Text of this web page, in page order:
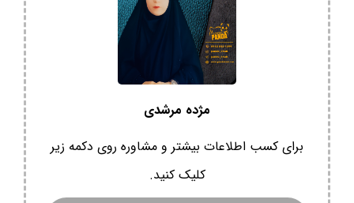
مژده مرشدی
برای کسب اطلاعات بیشتر و مشاوره روی دکمه زیر
کلیک کنید.